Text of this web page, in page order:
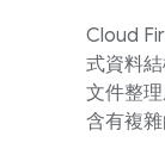
Cloud
式資料
文件整
含有複雜